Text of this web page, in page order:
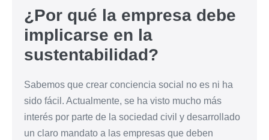
¿Por qué la empresa debe
implicarse en la
sustentabilidad?
Sabemos que crear conciencia social no es ni ha
sido fácil. Actualmente, se ha visto mucho más
interés por parte de la sociedad civil y desarrollado
un claro mandato a las empresas que deben